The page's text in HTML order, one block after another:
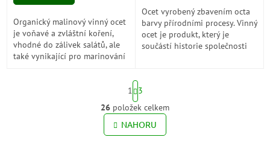
Organický malinový vinný ocet
je voňavé a zvláštní koření,
vhodné do zálivek salátů, ale
také vynikající pro marinování
Ocet vyrobený zbavením octa
barvy přírodními procesy. Vinný
ocet je produkt, který je
součástí historie společnosti
O
v
l
S
t
r
á
n
k
1
3
26 položek celkem
NAHORU